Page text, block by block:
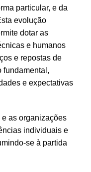
particular, e da
evolução
dotar as
e humanos
e repostas de
fundamental,
e expectativas
as organizações
individuais e
se à partida